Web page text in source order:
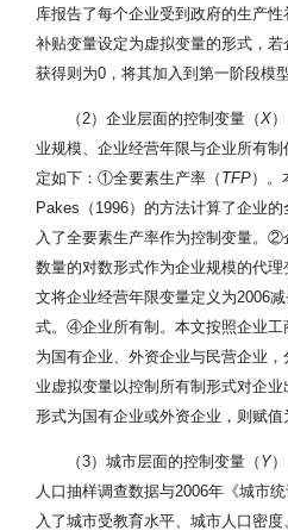
库报告了每个企业受到政府的生产
补贴变量设定为虚拟变量的形式，
获得则为0，将其加入到第一阶段模
（2）企业层面的控制变量（X
业规模、企业经营年限与企业所有
定如下：①全要素生产率（ TFP）。
Pakes（1996）的方法计算了企业
入了全要素生产率作为控制变量。
数量的对数形式作为企业规模的代
文将企业经营年限变量定义为2006
式。④企业所有制。本文按照企业工
为国有企业、外资企业与民营企业
业虚拟变量以控制所有制形式对企
形式为国有企业或外资企业，则赋值
（3）城市层面的控制变量（ Y
人口抽样调查数据与2006年《城市
入了城市受教育水平、城市人口密